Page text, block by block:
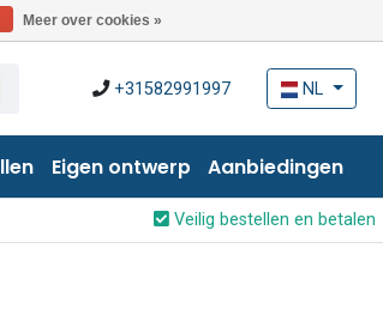
Meer over cookies »
+31582991997 NL
Eigen ontwerp Aanbiedingen
Veilig bestellen en betalen